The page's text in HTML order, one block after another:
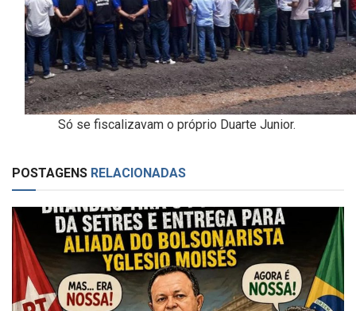
Só se fiscalizavam o próprio Duarte Junior.
POSTAGENS RELACIONADAS